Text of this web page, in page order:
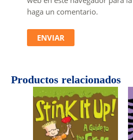
haga un comentario.
Productos relacionados